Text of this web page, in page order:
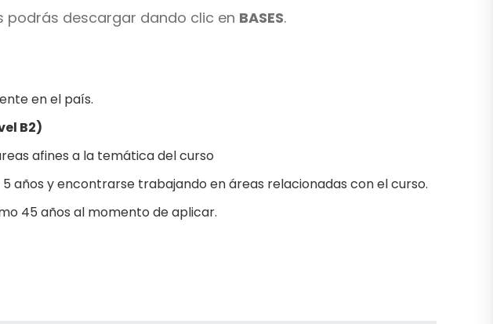
podrás descargar dando clic en BASES.
en el país.
B2)
afines a la temática del curso
años y encontrarse trabajando en áreas relacionadas con el curso.
45 años al momento de aplicar.